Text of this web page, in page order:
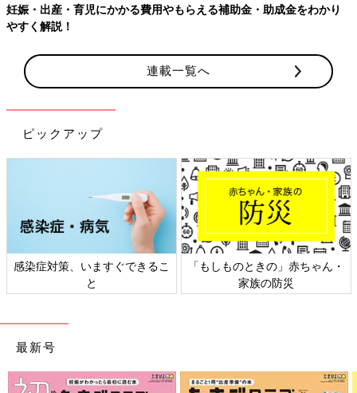
妊娠・出産・育児にかかる費用やもらえる補助金・助成金をわかり
やすく解説！
連載一覧へ
ピックアップ
感染症対策、いますぐできるこ
と
「もしものときの」赤ちゃん・
家族の防災
最新号